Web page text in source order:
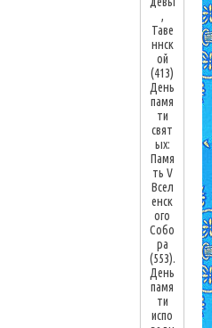
,
Таве
ннск
ой
(413)
День
памя
ти
свят
ых:
Памя
ть V
Всел
енск
ого
Собо
ра
(553).
День
памя
ти
испо